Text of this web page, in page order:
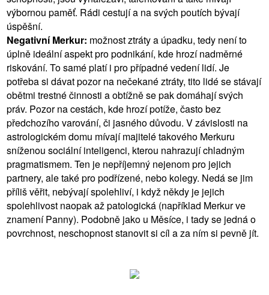
výbornou paměť. Rádi cestují a na svých poutích bývají
úspěšní.
Negativní Merkur: možnost ztráty a úpadku, tedy není to
úplně ideální aspekt pro podnikání, kde hrozí nadměrné
riskování. To samé platí i pro případné vedení lidí. Je
potřeba si dávat pozor na nečekané ztráty, tito lidé se stávají
obětmi trestné činnosti a obtížně se pak domáhají svých
práv. Pozor na cestách, kde hrozí potíže, často bez
předchozího varování, či jasného důvodu. V závislosti na
astrologickém domu mívají majitelé takového Merkuru
sníženou sociální inteligenci, kterou nahrazují chladným
pragmatismem. Ten je nepříjemný nejenom pro jejich
partnery, ale také pro podřízené, nebo kolegy. Nedá se jim
příliš věřit, nebývají spolehliví, i když někdy je jejich
spolehlivost naopak až patologická (například Merkur ve
znamení Panny). Podobně jako u Měsíce, i tady se jedná o
povrchnost, neschopnost stanovit si cíl a za ním si pevně jít.